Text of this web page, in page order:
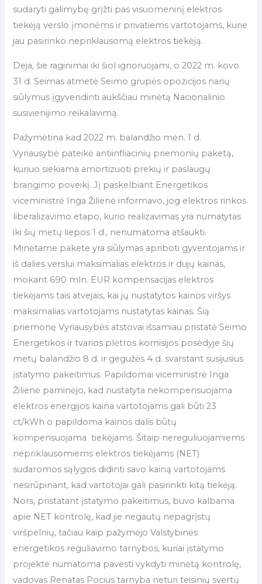
sudaryti galimybę grįžti pas visuomeninį elektros
tiekėją verslo įmonėms ir privatiems vartotojams, kurie
jau pasirinko nepriklausomą elektros tiekėją.
Deja, šie raginimai iki šiol ignoruojami, o 2022 m. kovo
31 d. Seimas atmetė Seimo grupės opozicijos narių
siūlymus įgyvendinti aukščiau minėtą Nacionalinio
susivienijimo reikalavimą.
Pažymėtina kad 2022 m. balandžio mėn. 1 d.
Vyriausybė pateikė antiinfliacinių priemonių paketą,
kuriuo siekiama amortizuoti prekių ir paslaugų
brangimo poveikį. Jį paskelbiant Energetikos
viceministrė Inga Žilienė informavo, jog elektros rinkos
liberalizavimo etapo, kurio realizavimas yra numatytas
iki šių metų liepos 1 d., nenumatoma atšaukti.
Minėtame pakete yra siūlymas apriboti gyventojams ir
iš dalies verslui maksimalias elektros ir dujų kainas,
mokant 690 mln. EUR kompensacijas elektros
tiekėjams tais atvejais, kai jų nustatytos kainos viršys
maksimalias vartotojams nustatytas kainas. Šią
priemonę Vyriausybės atstovai išsamiau pristatė Seimo
Energetikos ir tvarios plėtros komisijos posėdyje šių
metų balandžio 8 d. ir gegužės 4 d. svarstant susijusius
įstatymo pakeitimus. Papildomai viceministrė Inga
Žilienė paminėjo, kad nustatyta nekompensuojama
elektros energijos kaina vartotojams gali būti 23
ct/kWh o papildoma kainos dalis būtų
kompensuojama tiekėjams. Šitaip nereguliuojamiems
nepriklausomiems elektros tiekėjams (NET)
sudaromos sąlygos didinti savo kainą vartotojams
nesirūpinant, kad vartotojai gali pasirinkti kitą tiekėją.
Nors, pristatant įstatymo pakeitimus, buvo kalbama
apie NET kontrolę, kad jie negautų nepagrįstų
viršpelnių, tačiau kaip pažymėjo Valstybinės
energetikos reguliavimo tarnybos, kuriai įstatymo
projekte numatoma pavesti vykdyti minėtą kontrolę,
vadovas Renatas Pocius tarnyba neturi teisinių svertų